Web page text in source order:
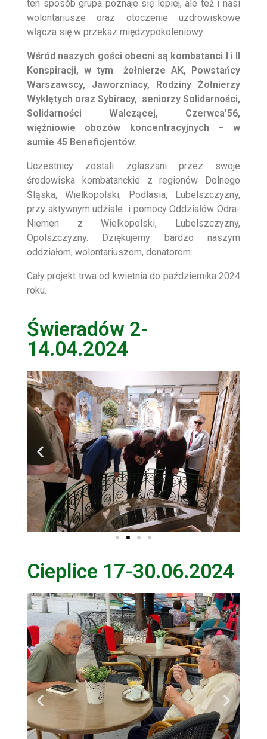
ten sposób grupa poznaje się lepiej, ale też i nasi
wolontariusze oraz otoczenie uzdrowiskowe
włącza się w przekaz międzypokoleniowy.
Wśród naszych gości obecni są kombatanci I i II
Konspiracji, w tym żołnierze AK, Powstańcy
Warszawscy, Jaworzniacy, Rodziny Żołnierzy
Wyklętych oraz Sybiracy, seniorzy Solidarności,
Solidarności Walczącej, Czerwca’56,
więźniowie obozów koncentracyjnych – w
sumie 45 Beneficjentów.
Uczestnicy zostali zgłaszani przez swoje
środowiska kombatanckie z regionów Dolnego
Śląska, Wielkopolski, Podlasia, Lubelszczyzny,
przy aktywnym udziale i pomocy Oddziałów Odra-
Niemen z Wielkopolski, Lubelszczyzny,
Opolszczyzny. Dziękujemy bardzo naszym
oddziałom, wolontariuszom, donatorom.
Cały projekt trwa od kwietnia do października 2024
roku.
Świeradów 2-
14.04.2024
Cieplice 17-30.06.2024